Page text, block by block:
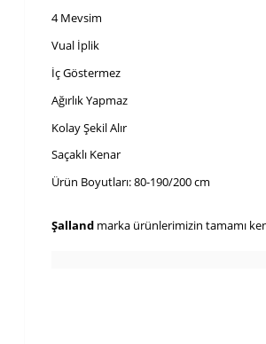
4 Mevsim
Vual İplik
İç Göstermez
Ağırlık Yapmaz
Kolay Şekil Alır
Saçaklı Kenar
Ürün Boyutları: 80-190/200 cm
Şalland marka ürünlerimizin tamamı